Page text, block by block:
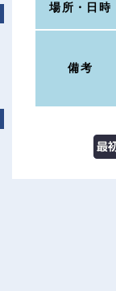
場所・日時
備考